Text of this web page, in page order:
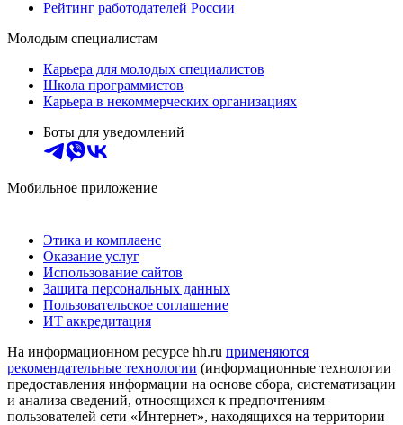
Рейтинг работодателей России
Молодым специалистам
Карьера для молодых специалистов
Школа программистов
Карьера в некоммерческих организациях
Боты для уведомлений
Мобильное приложение
Этика и комплаенс
Оказание услуг
Использование сайтов
Защита персональных данных
Пользовательское соглашение
ИТ аккредитация
На информационном ресурсе hh.ru применяются
рекомендательные технологии (информационные технологии
предоставления информации на основе сбора, систематизации
и анализа сведений, относящихся к предпочтениям
пользователей сети «Интернет», находящихся на территории